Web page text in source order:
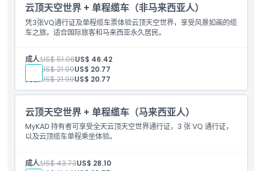
云顶天空世界 + 单程缆车（非马来西亚人）
凭3张VQ通行证及单程缆车票体验云顶天空世界，享受风景如画的缆
车之旅。适合国际旅客和马来西亚永久居民。
成人:US$ 51.06US$ 46.42
儿童: US$ 21.99US$ 20.77
高级:US$ 21.99US$ 20.77
云顶天空世界 + 单程缆车（马来西亚人）
MyKAD 持有者可享受全天云顶天空世界通行证，3 张 VQ 通行证，
以及云顶缆车单程乘坐体验。
成人:US$ 43.73US$ 28.10